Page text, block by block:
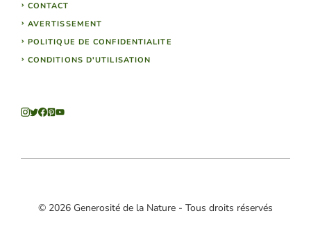
CONTACT
AVERTISSEMENT
POLITIQUE DE CONFIDENTIALITE
CONDITIONS D'UTILISATION
© 2026 Generosité de la Nature - Tous droits réservés